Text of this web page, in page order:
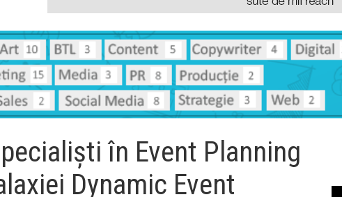
în Event Planning
Dynamic Event